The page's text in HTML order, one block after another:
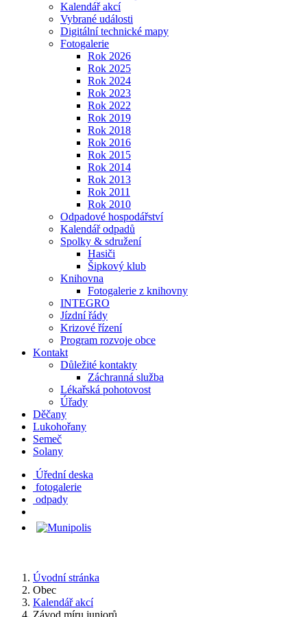
Kalendář akcí
Vybrané události
Digitální technické mapy
Fotogalerie
Rok 2026
Rok 2025
Rok 2024
Rok 2023
Rok 2022
Rok 2019
Rok 2018
Rok 2016
Rok 2015
Rok 2014
Rok 2013
Rok 2011
Rok 2010
Odpadové hospodářství
Kalendář odpadů
Spolky & sdružení
Hasiči
Šipkový klub
Knihovna
Fotogalerie z knihovny
INTEGRO
Jízdní řády
Krizové řízení
Program rozvoje obce
Kontakt
Důležité kontakty
Záchranná služba
Lékařská pohotovost
Úřady
Děčany
Lukohořany
Semeč
Solany
Úřední deska
fotogalerie
odpady
Úvodní stránka
Obec
Kalendář akcí
Závod míru juniorů